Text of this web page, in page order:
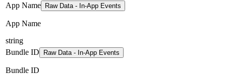
App Name
Raw Data - In-App Events
App Name
string
Bundle ID
Raw Data - In-App Events
Bundle ID